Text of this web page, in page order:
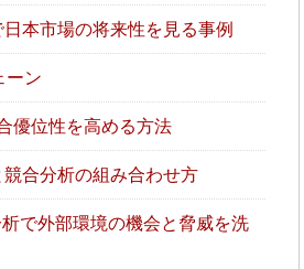
本市場の将来性を見る事例
ーン
優位性を高める方法
合分析の組み合わせ方
で外部環境の機会と脅威を洗